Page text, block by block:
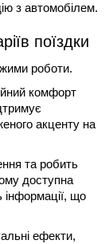
з автомобілем.
поїздки
роботи.
комфорт
акценту на
та робить
доступна
інформації, що
ефекти,